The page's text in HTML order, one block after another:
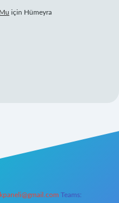
için Hümeyra
Teams: